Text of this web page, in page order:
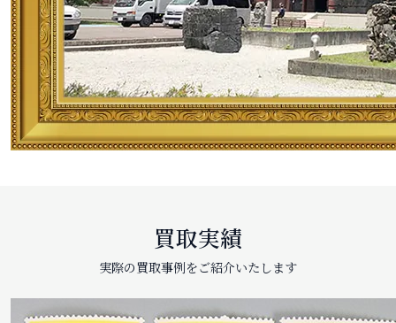
買取実績
実際の買取事例をご紹介いたします